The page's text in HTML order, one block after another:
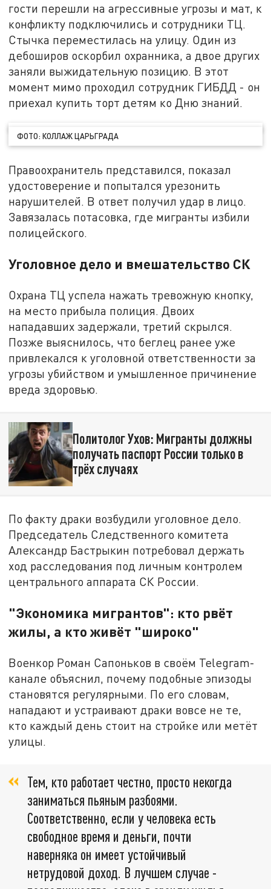
гости перешли на агрессивные угрозы и мат, к
конфликту подключились и сотрудники ТЦ.
Стычка переместилась на улицу. Один из
дебоширов оскорбил охранника, а двое других
заняли выжидательную позицию. В этот
момент мимо проходил сотрудник ГИБДД - он
приехал купить торт детям ко Дню знаний.
ФОТО: КОЛЛАЖ ЦАРЬГРАДА
Правоохранитель представился, показал
удостоверение и попытался урезонить
нарушителей. В ответ получил удар в лицо.
Завязалась потасовка, где мигранты избили
полицейского.
Уголовное дело и вмешательство СК
Охрана ТЦ успела нажать тревожную кнопку,
на место прибыла полиция. Двоих
нападавших задержали, третий скрылся.
Позже выяснилось, что беглец ранее уже
привлекался к уголовной ответственности за
угрозы убийством и умышленное причинение
вреда здоровью.
Политолог Ухов: Мигранты должны
получать паспорт России только в
трёх случаях
По факту драки возбудили уголовное дело.
Председатель Следственного комитета
Александр Бастрыкин потребовал держать
ход расследования под личным контролем
центрального аппарата СК России.
"Экономика мигрантов": кто рвёт
жилы, а кто живёт "широко"
Военкор Роман Сапоньков в своём Telegram-
канале объяснил, почему подобные эпизоды
становятся регулярными. По его словам,
нападают и устраивают драки вовсе не те,
кто каждый день стоит на стройке или метёт
улицы.
Тем, кто работает честно, просто некогда
заниматься пьяным разбоями.
Соответственно, если у человека есть
свободное время и деньги, почти
наверняка он имеет устойчивый
нетрудовой доход. В лучшем случае -